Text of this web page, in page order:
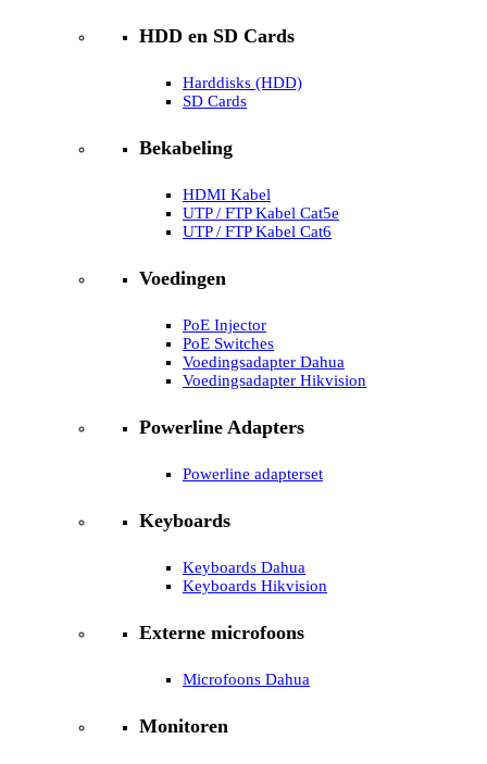
HDD en SD Cards
Harddisks (HDD)
SD Cards
Bekabeling
HDMI Kabel
UTP / FTP Kabel Cat5e
UTP / FTP Kabel Cat6
Voedingen
PoE Injector
PoE Switches
Voedingsadapter Dahua
Voedingsadapter Hikvision
Powerline Adapters
Powerline adapterset
Keyboards
Keyboards Dahua
Keyboards Hikvision
Externe microfoons
Microfoons Dahua
Monitoren